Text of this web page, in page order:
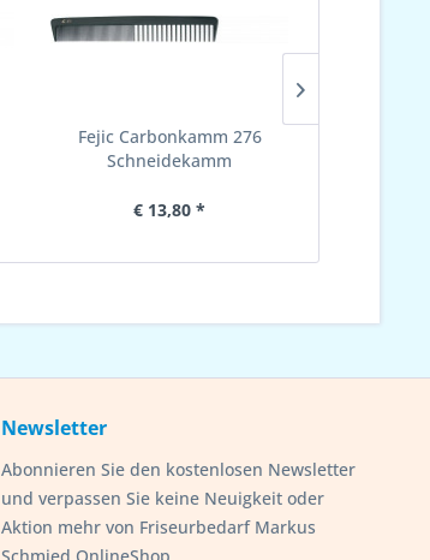
Fejic Carbonkamm 276
Schneidekamm
€ 13,80 *
Newsletter
Abonnieren Sie den kostenlosen Newsletter
und verpassen Sie keine Neuigkeit oder
Aktion mehr von Friseurbedarf Markus